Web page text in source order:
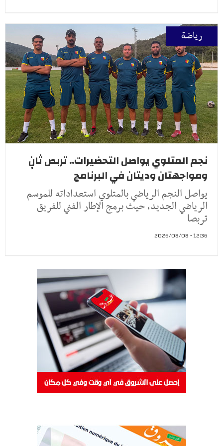
رياضة
نجم المتلوي يواصل التحضيرات.. تربص ثانٍ
ومواجهتان وديتان في البرنامج
يواصل النجم الرياضي بالمتلوي استعداداته للموسم
الرياضي الجديد، حيث برمج الإطار الفني للفريق
تربصا
12:36 - 2026/08/08